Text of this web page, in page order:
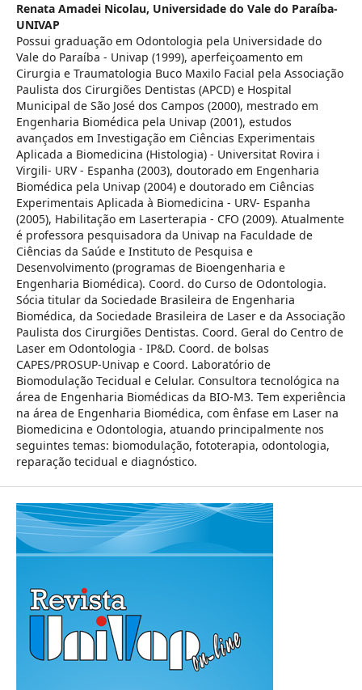
Renata Amadei Nicolau, Universidade do Vale do Paraíba-
UNIVAP
Possui graduação em Odontologia pela Universidade do
Vale do Paraíba - Univap (1999), aperfeiçoamento em
Cirurgia e Traumatologia Buco Maxilo Facial pela Associação
Paulista dos Cirurgiões Dentistas (APCD) e Hospital
Municipal de São José dos Campos (2000), mestrado em
Engenharia Biomédica pela Univap (2001), estudos
avançados em Investigação em Ciências Experimentais
Aplicada a Biomedicina (Histologia) - Universitat Rovira i
Virgili- URV - Espanha (2003), doutorado em Engenharia
Biomédica pela Univap (2004) e doutorado em Ciências
Experimentais Aplicada à Biomedicina - URV- Espanha
(2005), Habilitação em Laserterapia - CFO (2009). Atualmente
é professora pesquisadora da Univap na Faculdade de
Ciências da Saúde e Instituto de Pesquisa e
Desenvolvimento (programas de Bioengenharia e
Engenharia Biomédica). Coord. do Curso de Odontologia.
Sócia titular da Sociedade Brasileira de Engenharia
Biomédica, da Sociedade Brasileira de Laser e da Associação
Paulista dos Cirurgiões Dentistas. Coord. Geral do Centro de
Laser em Odontologia - IP&D. Coord. de bolsas
CAPES/PROSUP-Univap e Coord. Laboratório de
Biomodulação Tecidual e Celular. Consultora tecnológica na
área de Engenharia Biomédicas da BIO-M3. Tem experiência
na área de Engenharia Biomédica, com ênfase em Laser na
Biomedicina e Odontologia, atuando principalmente nos
seguintes temas: biomodulação, fototerapia, odontologia,
reparação tecidual e diagnóstico.